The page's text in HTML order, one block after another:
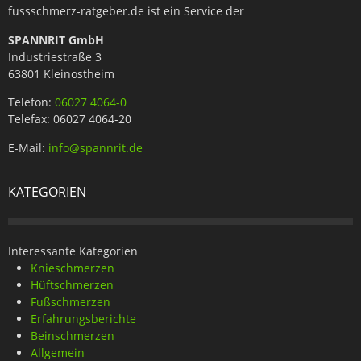
fussschmerz-ratgeber.de ist ein Service der
SPANNRIT GmbH
Industriestraße 3
63801 Kleinostheim
Telefon: 06027 4064-0
Telefax: 06027 4064-20
E-Mail: info@spannrit.de
KATEGORIEN
Interessante Kategorien
Knieschmerzen
Hüftschmerzen
Fußschmerzen
Erfahrungsberichte
Beinschmerzen
Allgemein